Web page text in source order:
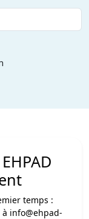
temps :
info@ehpad-